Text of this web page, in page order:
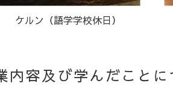
ケルン（語学学校休日）
容及び学んだことに